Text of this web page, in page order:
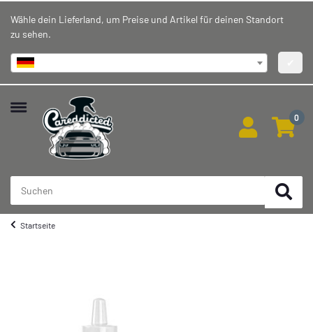
Wähle dein Lieferland, um Preise und Artikel für deinen Standort
zu sehen.
0
Startseite